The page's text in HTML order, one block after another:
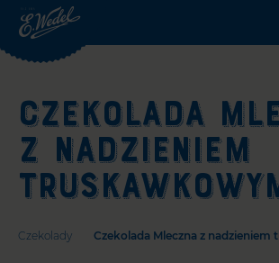
Wedel.pl
CZEKOLADA
Z NADZIENIEM
Czekolady Czekolada Mleczna z